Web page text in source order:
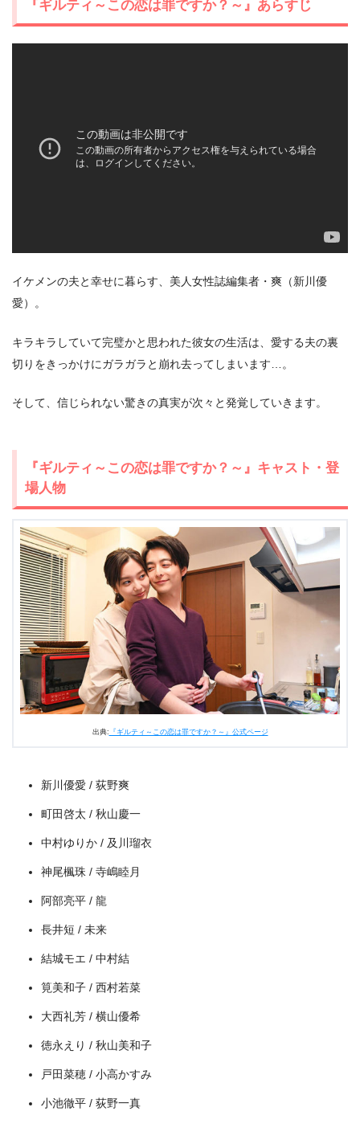
出典:U-NEXT
＼＼31日間無料!!お試し解約もOK／／
今すぐ無料でU-NEXTで見る
『ギルティ～この恋は罪ですか？～』あらすじ
イケメンの夫と幸せに暮らす、美人女性誌編集者・爽（新川優
愛）。
キラキラしていて完璧かと思われた彼女の生活は、愛する夫の裏
切りをきっかけにガラガラと崩れ去ってしまいます…。
そして、信じられない驚きの真実が次々と発覚していきます。
『ギルティ～この恋は罪ですか？～』キャスト・登
場人物
出典: 『ギルティ～この恋は罪ですか？～』公式ページ
新川優愛 / 荻野爽
町田啓太 / 秋山慶一
中村ゆりか / 及川瑠衣
神尾楓珠 / 寺嶋睦月
阿部亮平 / 龍
長井短 / 未来
結城モエ / 中村結
筧美和子 / 西村若菜
大西礼芳 / 横山優希
徳永えり / 秋山美和子
戸田菜穂 / 小高かすみ
小池徹平 / 荻野一真